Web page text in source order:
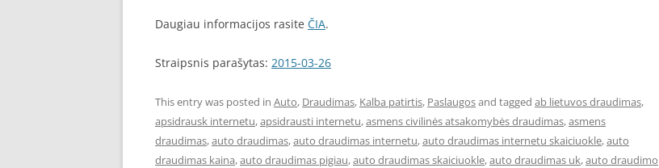
Daugiau informacijos rasite ČIA.
Straipsnis parašytas: 2015-03-26
This entry was posted in Auto, Draudimas, Kalba patirtis, Paslaugosand tagged ab lietuvos draudimas,
apsidrausk internetu,apsidrausti internetu,asmens civilinės atsakomybės draudimas,asmens
draudimas,auto draudimas,auto draudimas internetu,auto draudimas internetu skaiciuokle,auto
draudimas kaina,auto draudimas pigiau,auto draudimas skaiciuokle,auto draudimas uk,auto draudimo